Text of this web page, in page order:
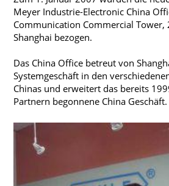
Meyer Industrie-Electronic China
Communication Commercial Tower,
Shanghai bezogen.
Das China Office betreut von
Systemgeschäft in den
Chinas und erweitert das bereits
Partnern begonnene China Geschäft.